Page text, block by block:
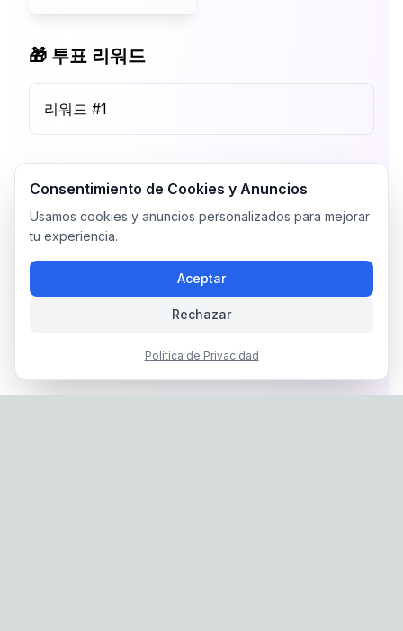
🎁 투표 리워드
리워드 #1
Consentimiento de Cookies y Anuncios
Usamos cookies y anuncios personalizados para mejorar
tu experiencia.
Aceptar
Rechazar
Política de Privacidad